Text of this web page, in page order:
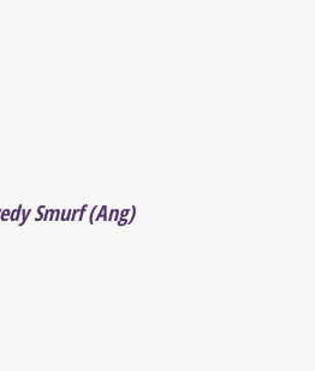
Smurf (Ang)